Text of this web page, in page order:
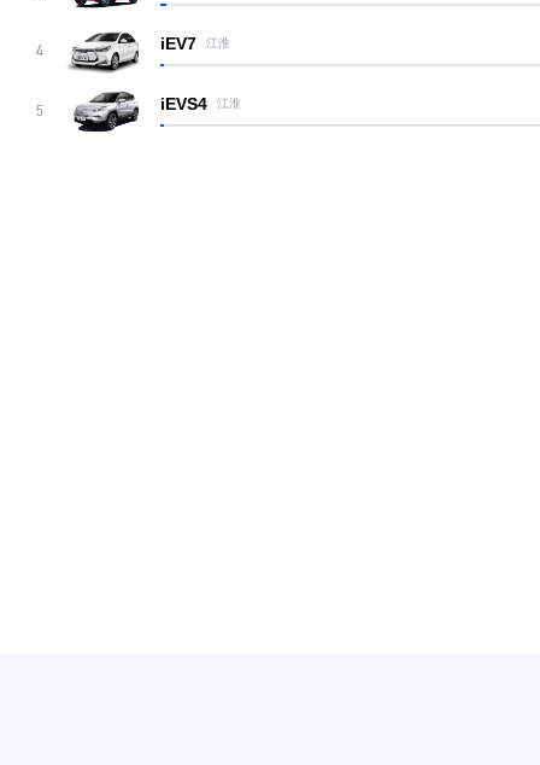
4 iEV7 江淮
5 iEVS4 江淮